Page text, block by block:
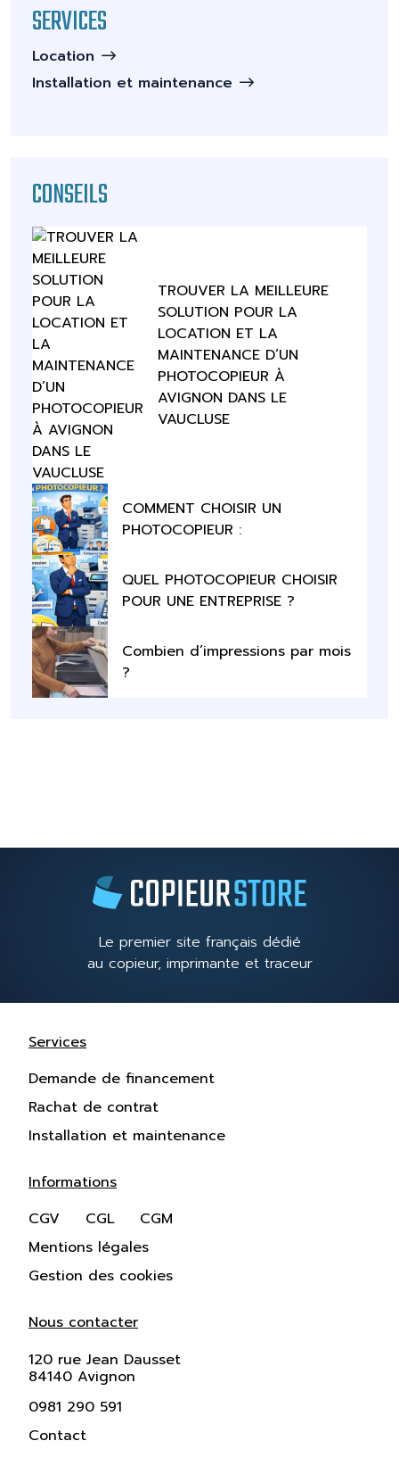
SERVICES
Location
Installation et maintenance
CONSEILS
TROUVER LA MEILLEURE
SOLUTION POUR LA
LOCATION ET LA
MAINTENANCE D’UN
PHOTOCOPIEUR À
AVIGNON DANS LE
VAUCLUSE
COMMENT CHOISIR UN
PHOTOCOPIEUR :
QUEL PHOTOCOPIEUR CHOISIR
POUR UNE ENTREPRISE ?
Combien d’impressions par mois
?
Le premier site français dédié
au copieur, imprimante et traceur
Services
Demande de financement
Rachat de contrat
Installation et maintenance
Informations
CGV
CGL
CGM
Mentions légales
Gestion des cookies
Nous contacter
120 rue Jean Dausset
84140 Avignon
0981 290 591
Contact